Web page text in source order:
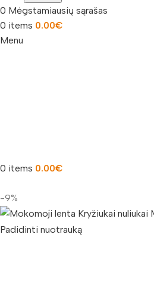
0 Mėgstamiausių sąrašas
0 items 0.00€
Menu
0 items 0.00€
-9%
Padidinti nuotrauką